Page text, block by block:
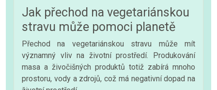
Jak přechod na vegetariánskou
stravu může pomoci planetě
Přechod na vegetariánskou stravu může mít
významný vliv na životní prostředí. Produkování
masa a živočišných produktů totiž zabírá mnoho
prostoru, vody a zdrojů, což má negativní dopad na